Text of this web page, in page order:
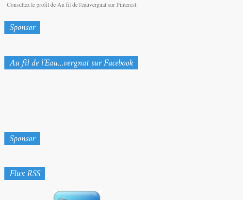
Consultez le profil de Au fil de l'eauvergnat sur Pinterest.